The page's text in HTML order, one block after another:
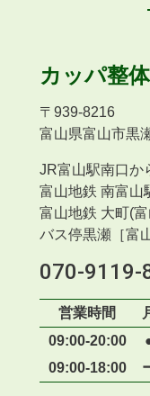
カッパ整
〒 939-8216
富山県富山市黒
JR富山駅南口か
富山地鉄 南富山
富山地鉄 大町(
バス停黒瀬［富
070-9119-
営業時間
09:00-20:00
09:00-18:00